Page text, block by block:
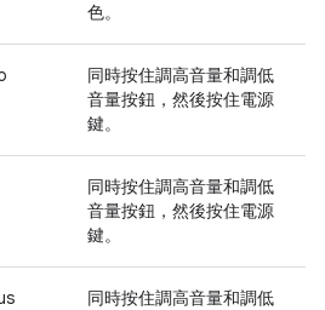
色。
同時按住調高音量和調低
音量按鈕，然後按住電源
鍵。
同時按住調高音量和調低
音量按鈕，然後按住電源
鍵。
同時按住調高音量和調低